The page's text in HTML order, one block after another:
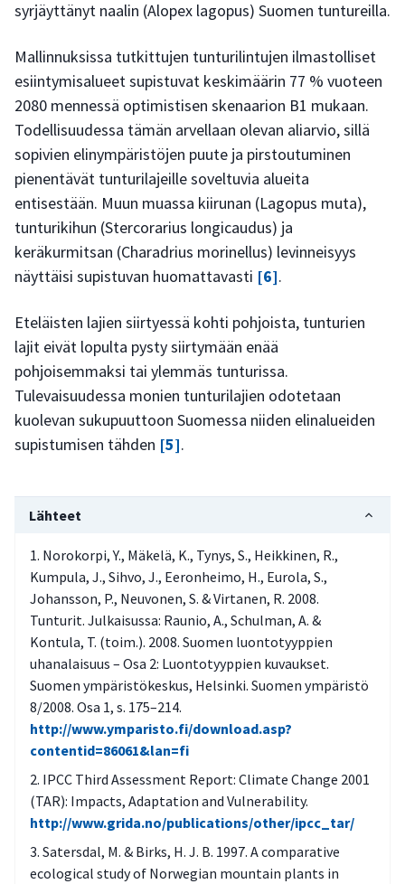
syrjäyttänyt naalin (Alopex lagopus) Suomen tuntureilla.
Mallinnuksissa tutkittujen tunturilintujen ilmastolliset
esiintymisalueet supistuvat keskimäärin 77 % vuoteen
2080 mennessä optimistisen skenaarion B1 mukaan.
Todellisuudessa tämän arvellaan olevan aliarvio, sillä
sopivien elinympäristöjen puute ja pirstoutuminen
pienentävät tunturilajeille soveltuvia alueita
entisestään. Muun muassa kiirunan (Lagopus muta),
tunturikihun (Stercorarius longicaudus) ja
keräkurmitsan (Charadrius morinellus) levinneisyys
näyttäisi supistuvan huomattavasti [6].
Eteläisten lajien siirtyessä kohti pohjoista, tunturien
lajit eivät lopulta pysty siirtymään enää
pohjoisemmaksi tai ylemmäs tunturissa.
Tulevaisuudessa monien tunturilajien odotetaan
kuolevan sukupuuttoon Suomessa niiden elinalueiden
supistumisen tähden [5].
Lähteet
Norokorpi, Y., Mäkelä, K., Tynys, S., Heikkinen, R.,
Kumpula, J., Sihvo, J., Eeronheimo, H., Eurola, S.,
Johansson, P., Neuvonen, S. & Virtanen, R. 2008.
Tunturit. Julkaisussa: Raunio, A., Schulman, A. &
Kontula, T. (toim.). 2008. Suomen luontotyyppien
uhanalaisuus – Osa 2: Luontotyyppien kuvaukset.
Suomen ympäristökeskus, Helsinki. Suomen ympäristö
8/2008. Osa 1, s. 175–214.
http://www.ymparisto.fi/download.asp?
contentid=86061&lan=fi
IPCC Third Assessment Report: Climate Change 2001
(TAR): Impacts, Adaptation and Vulnerability.
http://www.grida.no/publications/other/ipcc_tar/
Satersdal, M. & Birks, H. J. B. 1997. A comparative
ecological study of Norwegian mountain plants in